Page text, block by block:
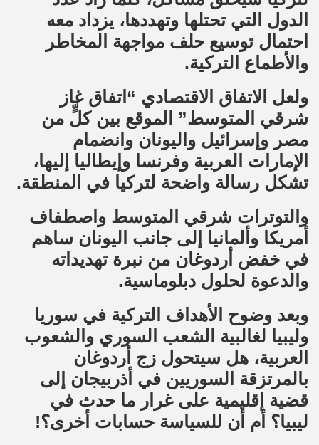
الدول التي تحتلها وتهددها، يزداد معه
احتمال توسيع حلف مواجهة المخاطر
والأطماع التركية.
ولعل الاتفاق الاقتصادي “اتفاق غاز
شرقي المتوسط” الموقع بين كلٍّ من
مصر وإسرائيل واليونان وانضمام
الإمارات العربية وفرنسا وإيطاليا إليها،
تشكل رسالة واضحة لتركيا في المنطقة.
والتوترات شرقي المتوسط واصطفاف
أمريكا وألمانيا إلى جانب اليونان ساهم
في خفض أردوغان من نبرة تهديداته
والدعوة لحلول دبلوماسية.
وبعد وضوح الأهداف التركية في سوريا
وليبيا لغالبية الشعب السوري والشعوب
العربية، هل سيتحول زج أردوغان
بالمرتزقة السوريين في أذربيجان إلى
قضية إقليمية على غرار ما حدث في
ليبيا؟ أم أن للسياسة حسابات أخرى؟!